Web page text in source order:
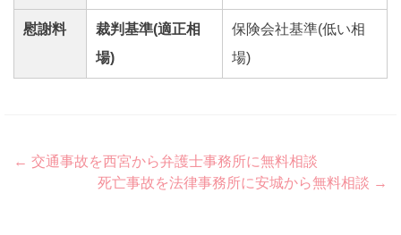
慰謝料
裁判基準(適正相
場)
保険会社基準(低い相
場)
Post
navigation
← 交通事故を西宮から弁護士事務所に無料相談
死亡事故を法律事務所に安城から無料相談 →